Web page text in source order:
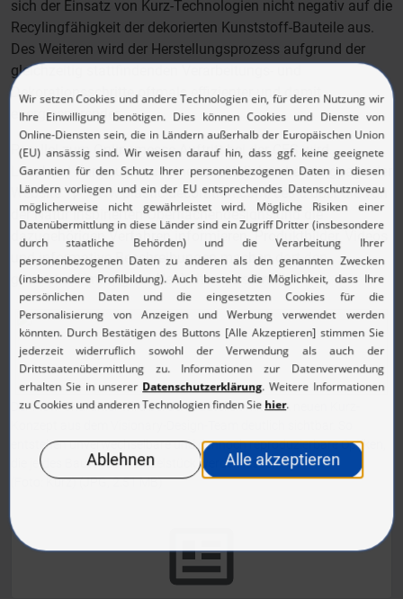
sich der Einsatz von Kurz-Technologien nicht negativ auf die
Recylingfähigkeit der dekorierten Kunststoff-Bauteile aus.
Des Weiteren wird der Herstellungsprozess aufgrund der
gleichzeitig stattfindenden Verarbeitungs- und
Dekorationsschritte oftmals effizienter und damit
energiesparender.
Parallel zum Onlinemesse-Auftritt bei der CES wird
Leonhard Kurz auch auf einer zusätzlichen Landingpage der
Website
www.plastic-decoration.com/ces-düber die von
der Natur inspirierten Oberflächendesigns und die
dazugehörigen Verfahren informieren. Produktbilder, Videos
und informative Beschreibungen machen dort den
gesamten Umfang der Neuheiten verständlich.
Der Flow-Charakter wird bei den Bauteilen mit dem neuen Kurz-
entstehen unverwechselbare und dennoch reproduzierbare Optiken,
die je-des Bauteil zum Einzelstück werden lassen.
(Foto: Kurz)(JPG, 2.51 MB)